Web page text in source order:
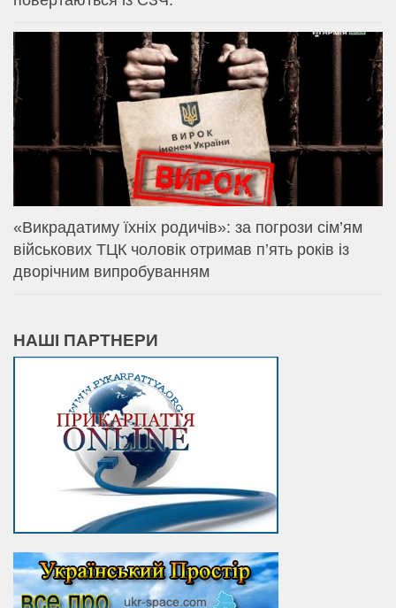
«Викрадатиму їхніх родичів»: за погрози сім’ям
військових ТЦК чоловік отримав п’ять років із
дворічним випробуванням
НАШІ ПАРТНЕРИ